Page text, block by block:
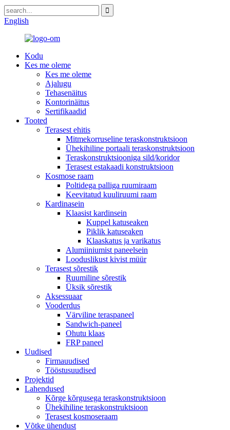
English
Kodu
Kes me oleme
Kes me oleme
Ajalugu
Tehasenäitus
Kontorinäitus
Sertifikaadid
Tooted
Terasest ehitis
Mitmekorruseline teraskonstruktsioon
Ühekihiline portaali teraskonstruktsioon
Teraskonstruktsiooniga sild/koridor
Terasest estakaadi konstruktsioon
Kosmose raam
Poltidega palliga ruumiraam
Keevitatud kuuliruumi raam
Kardinasein
Klaasist kardinsein
Kuppel katuseaken
Piklik katuseaken
Klaaskatus ja varikatus
Alumiiniumist paneelsein
Looduslikust kivist müür
Terasest sõrestik
Ruumiline sõrestik
Üksik sõrestik
Aksessuaar
Vooderdus
Värviline teraspaneel
Sandwich-paneel
Ohutu klaas
FRP paneel
Uudised
Firmauudised
Tööstusuudised
Projektid
Lahendused
Kõrge kõrgusega teraskonstruktsioon
Ühekihiline teraskonstruktsioon
Terasest kosmoseraam
Võtke ühendust